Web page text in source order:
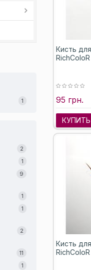
1
2
1
9
1
1
2
11
1
Кисть
95 грн.
КУПИТЬ
Кисть